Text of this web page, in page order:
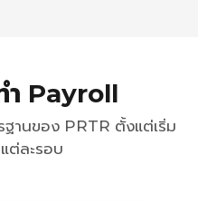
ำ Payroll
ฐานของ PRTR ตั้งแต่เริ่ม
ต่ละรอบ